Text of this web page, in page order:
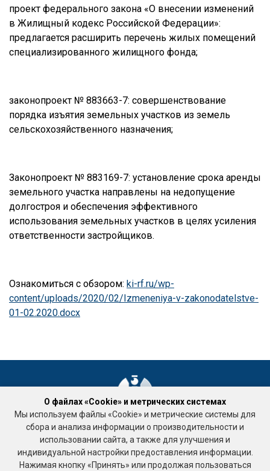
проект федерального закона «О внесении изменений
в Жилищный кодекс Российской Федерации»:
предлагается расширить перечень жилых помещений
специализированного жилищного фонда;
законопроект № 883663-7: совершенствование
порядка изъятия земельных участков из земель
сельскохозяйственного назначения;
Законопроект № 883169-7: установление срока аренды
земельного участка направлены на недопущение
долгостроя и обеспечения эффективного
использования земельных участков в целях усиления
ответственности застройщиков.
Ознакомиться с обзором: ki-rf.ru/wp-
content/uploads/2020/02/Izmeneniya-v-zakonodatelstve-
01-02.2020.docx
Ассоциация «Национальное объединение саморегулируемых
организаций кадастровых инженеров»
Подработка
123458, г. Москва, ул. Таллинская, д. 32, корпус 3 , офис 10
О файлах «Cookie» и метрических системах
Мы используем файлы «Cookie» и метрические системы для
сбора и анализа информации о производительности и
использовании сайта, а также для улучшения и
индивидуальной настройки предоставления информации.
Нажимая кнопку «Принять» или продолжая пользоваться